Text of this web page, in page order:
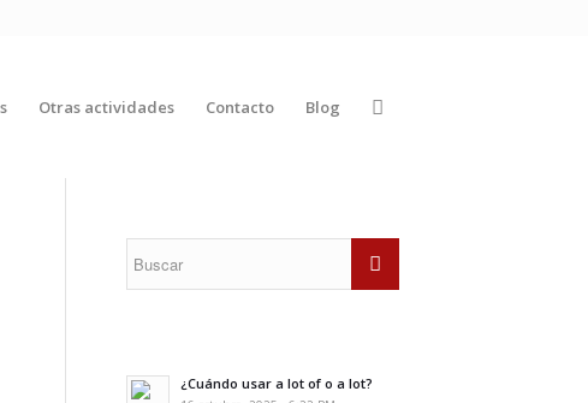
Otras actividades Contacto Blog
¿Cuándo usar a lot of o a lot?